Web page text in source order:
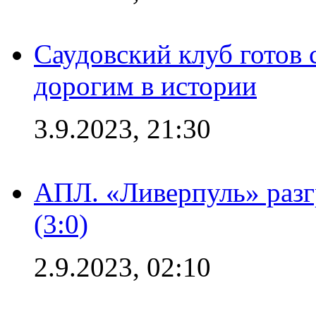
Саудовский клуб
дорогим в истории
3.9.2023, 21:30
АПЛ. «Ливерпуль»
(3:0)
2.9.2023, 02:10